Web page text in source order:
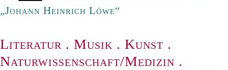
„Johann Heinrich Löwe“
Literatur . Musik . Kunst .
Naturwissenschaft/Medizin .